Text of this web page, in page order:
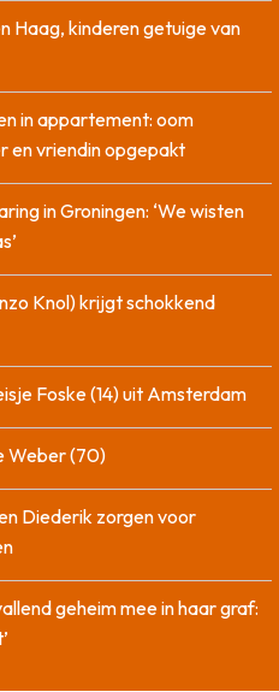
Haag, kinderen getuige van
in appartement: oom
en vriendin opgepakt
in Groningen: ‘We wisten
Knol) krijgt schokkend
Foske (14) uit Amsterdam
Weber (70)
Diederik zorgen voor
geheim mee in haar graf: